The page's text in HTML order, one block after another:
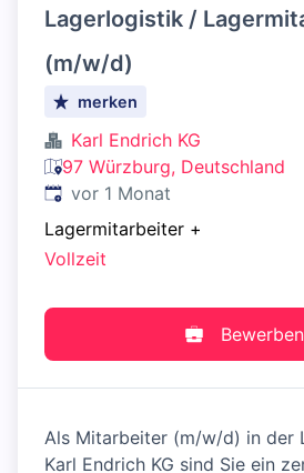
Lagerlogistik /
(m/w/d)
merken
Karl Endrich KG
97 Würzburg, Deutschland
Veröffentlicht:
vor 1 Monat
Lagermitarbeiter +
Vollzeit
Bewerben
Als Mitarbeiter (m/w/d) in der
Karl Endrich KG sind Sie ein